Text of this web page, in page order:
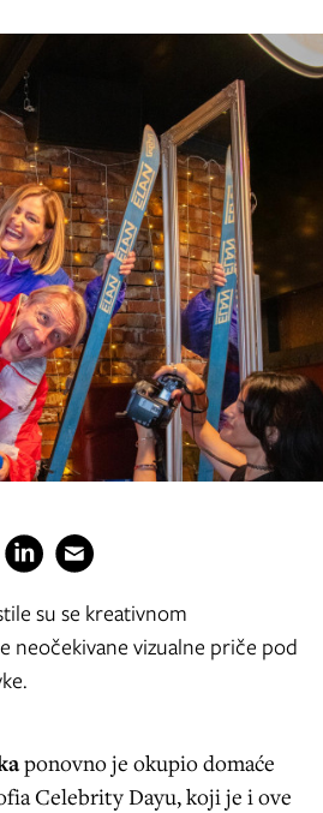
su se kreativnom
neočekivane vizualne priče pod
ponovno je okupio domaće
Celebrity Dayu, koji je i ove